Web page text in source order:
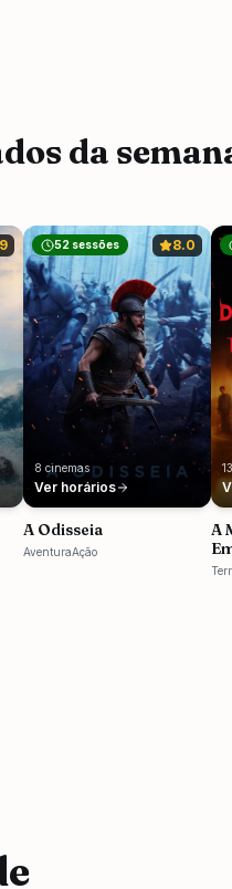
da
8.0
52 sessões
8 cinemas
Ver horários
A Odisseia
AventuraAção
13
A